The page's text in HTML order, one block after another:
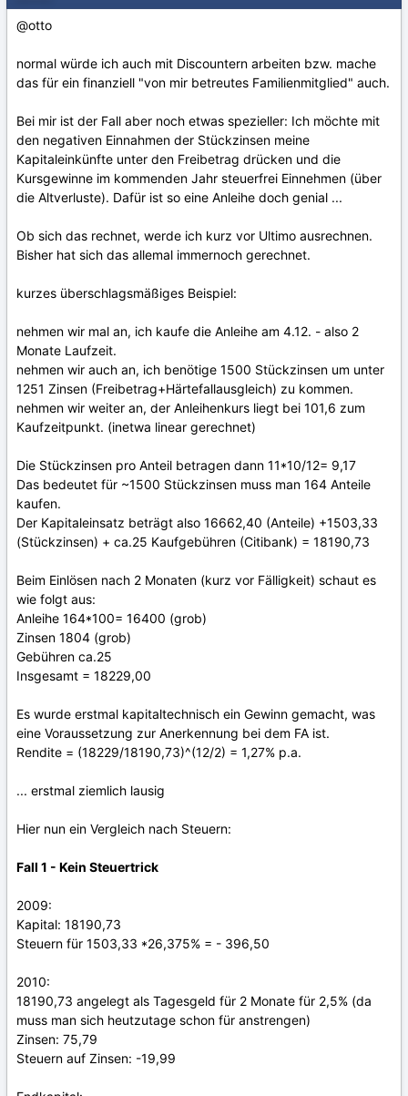
@otto
normal würde ich auch mit Discountern arbeiten bzw. mache
das für ein finanziell "von mir betreutes Familienmitglied" auch.
Bei mir ist der Fall aber noch etwas spezieller: Ich möchte mit
den negativen Einnahmen der Stückzinsen meine
Kapitaleinkünfte unter den Freibetrag drücken und die
Kursgewinne im kommenden Jahr steuerfrei Einnehmen (über
die Altverluste). Dafür ist so eine Anleihe doch genial ...
Ob sich das rechnet, werde ich kurz vor Ultimo ausrechnen.
Bisher hat sich das allemal immernoch gerechnet.
kurzes überschlagsmäßiges Beispiel:
nehmen wir mal an, ich kaufe die Anleihe am 4.12. - also 2
Monate Laufzeit.
nehmen wir auch an, ich benötige 1500 Stückzinsen um unter
1251 Zinsen (Freibetrag+Härtefallausgleich) zu kommen.
nehmen wir weiter an, der Anleihenkurs liegt bei 101,6 zum
Kaufzeitpunkt. (inetwa linear gerechnet)
Die Stückzinsen pro Anteil betragen dann 11*10/12= 9,17
Das bedeutet für ~1500 Stückzinsen muss man 164 Anteile
kaufen.
Der Kapitaleinsatz beträgt also 16662,40 (Anteile) +1503,33
(Stückzinsen) + ca.25 Kaufgebühren (Citibank) = 18190,73
Beim Einlösen nach 2 Monaten (kurz vor Fälligkeit) schaut es
wie folgt aus:
Anleihe 164*100= 16400 (grob)
Zinsen 1804 (grob)
Gebühren ca.25
Insgesamt = 18229,00
Es wurde erstmal kapitaltechnisch ein Gewinn gemacht, was
eine Voraussetzung zur Anerkennung bei dem FA ist.
Rendite = (18229/18190,73)^(12/2) = 1,27% p.a.
... erstmal ziemlich lausig
Hier nun ein Vergleich nach Steuern:
Fall 1 - Kein Steuertrick
2009:
Kapital: 18190,73
Steuern für 1503,33 *26,375% = - 396,50
2010:
18190,73 angelegt als Tagesgeld für 2 Monate für 2,5% (da
muss man sich heutzutage schon für anstrengen)
Zinsen: 75,79
Steuern auf Zinsen: -19,99